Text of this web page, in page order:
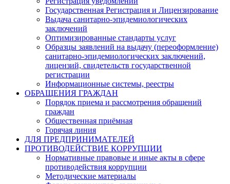
Государственная Регистрация и Лицензирование
Выдача санитарно-эпидемиологических
заключений
Оптимизированные стандарты услуг
Образцы заявлений на выдачу (переоформление)
санитарно-эпидемиологических заключений,
лицензий, свидетельств государственной
регистрации
Информационные системы, реестры
ОБРАЩЕНИЯ ГРАЖДАН
Порядок приема и рассмотрения обращений
граждан
Общественная приёмная
Горячая линия
ДЛЯ ПРЕДПРИНИМАТЕЛЕЙ
ПРОТИВОДЕЙСТВИЕ КОРРУПЦИИ
Нормативные правовые и иные акты в сфере
противодействия коррупции
Методические материалы